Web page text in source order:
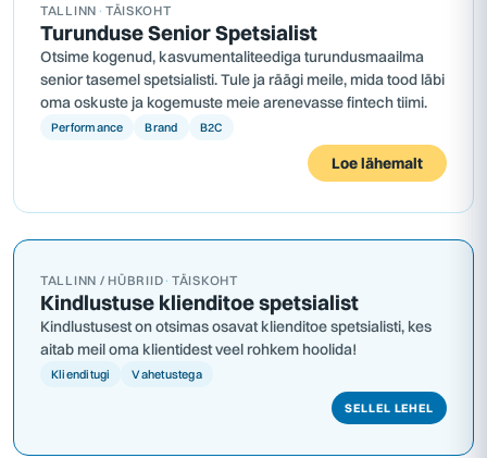
TALLINN · TÄISKOHT
Turunduse Senior Spetsialist
Otsime kogenud, kasvumentaliteediga turundusmaailma
senior tasemel spetsialisti. Tule ja räägi meile, mida tood läbi
oma oskuste ja kogemuste meie arenevasse fintech tiimi.
Performance Brand B2C
Loe lähemalt
TALLINN / HÜBRIID · TÄISKOHT
Kindlustuse klienditoe spetsialist
Kindlustusest on otsimas osavat klienditoe spetsialisti, kes
aitab meil oma klientidest veel rohkem hoolida!
Klienditugi Vahetustega
SELLEL LEHEL